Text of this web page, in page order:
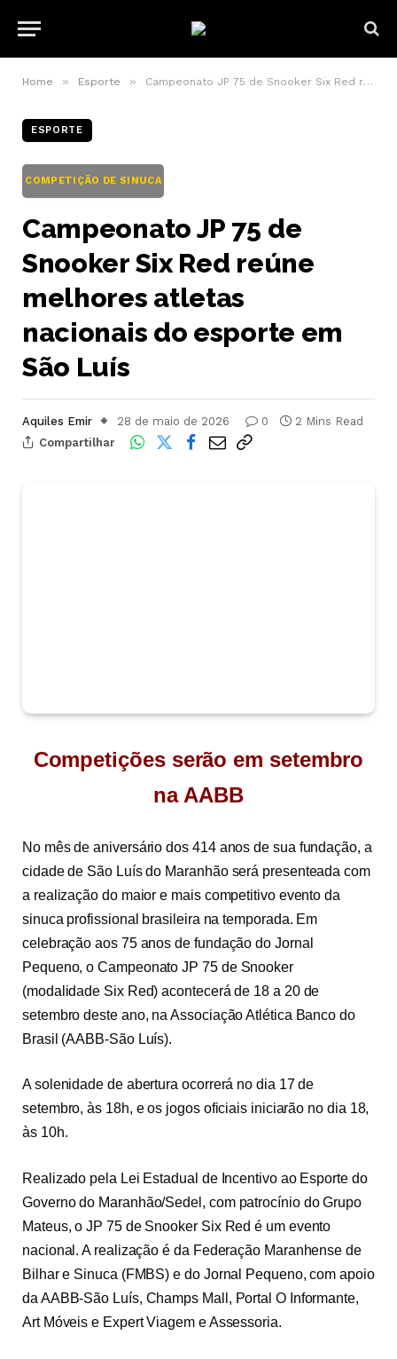
Home » Esporte » Campeonato JP 75 de Snooker Six Red reúne melhores atletas nacionais do esporte em São Luís
ESPORTE
COMPETIÇÃO DE SINUCA
Campeonato JP 75 de
Snooker Six Red reúne
melhores atletas
nacionais do esporte em
São Luís
Aquiles Emir 28 de maio de 2026 0
2 Mins Read
Compartilhar
Competições serão em setembro
na AABB
No mês de aniversário dos 414 anos de sua fundação, a
cidade de São Luís do Maranhão será presenteada com
a realização do maior e mais competitivo evento da
sinuca profissional brasileira na temporada. Em
celebração aos 75 anos de fundação do Jornal
Pequeno, o Campeonato JP 75 de Snooker
(modalidade Six Red) acontecerá de 18 a 20 de
setembro deste ano, na Associação Atlética Banco do
Brasil (AABB-São Luís).
A solenidade de abertura ocorrerá no dia 17 de
setembro, às 18h, e os jogos oficiais iniciarão no dia 18,
às 10h.
Realizado pela Lei Estadual de Incentivo ao Esporte do
Governo do Maranhão/Sedel, com patrocínio do Grupo
Mateus, o JP 75 de Snooker Six Red é um evento
nacional. A realização é da Federação Maranhense de
Bilhar e Sinuca (FMBS) e do Jornal Pequeno, com apoio
da AABB-São Luís, Champs Mall, Portal O Informante,
Art Móveis e Expert Viagem e Assessoria.